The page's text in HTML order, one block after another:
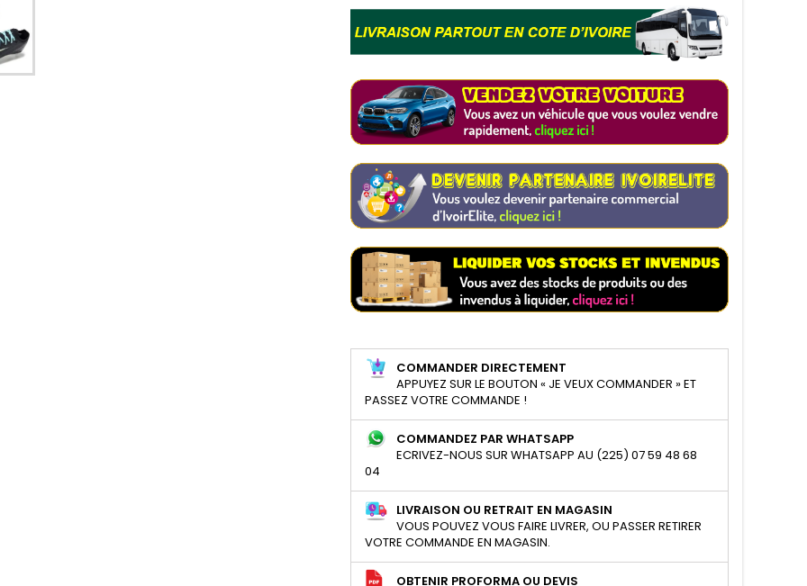
COMMANDER DIRECTEMENT
APPUYEZ SUR LE BOUTON « JE VEUX COMMANDER » ET
PASSEZ VOTRE COMMANDE !
COMMANDEZ PAR WHATSAPP
ECRIVEZ-NOUS SUR WHATSAPP AU (225) 07 59 48 68
04
LIVRAISON OU RETRAIT EN MAGASIN
VOUS POUVEZ VOUS FAIRE LIVRER, OU PASSER RETIRER
VOTRE COMMANDE EN MAGASIN.
OBTENIR PROFORMA OU DEVIS